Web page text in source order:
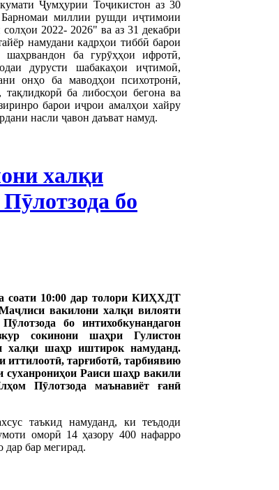
Ҷумҳурии Тоҷикистон аз 30
миллии рушди иҷтимоии
2022- 2026" ва аз 31 декабри
намудани кадрҳои тиббӣ барои
ба гурӯҳҳои ифротӣ,
дурусти шабакаҳои иҷтимоӣ,
онҳо ба маводҳои психотронӣ,
ба либосҳои бегона ва
барои иҷрои амалҳои хайру
насли ҷавон даъват намуд.
халқи
бо
соати 10:00 дар толори КИҲХДТ
вакилони халқи вилояти
бо интихобкунандагон
сокинони шаҳри Гулистон
халқи шаҳр иштирок намуданд.
иттилоотӣ, тарғиботӣ, тарбиявию
суханрониҳои Раиси шаҳр вакили
Пӯлотзода маънавиёт ғанӣ
таъкид намуданд, ки теъдоди
оморӣ 14 ҳазору 400 нафарро
бар мегирад.